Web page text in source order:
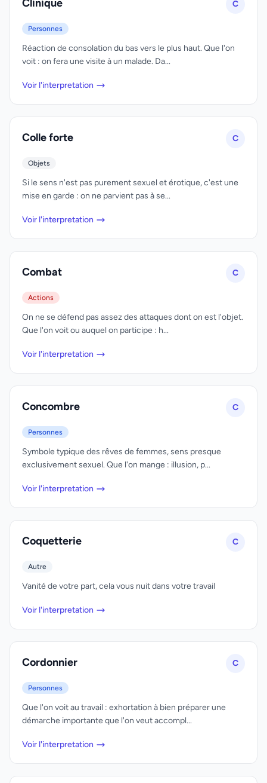
Clinique C
Personnes
Réaction de consolation du bas vers le plus haut. Que l'on
voit : on fera une visite à un malade. Da...
Voir l'interpretation
Colle forte C
Objets
Si le sens n'est pas purement sexuel et érotique, c'est une
mise en garde : on ne parvient pas à se...
Voir l'interpretation
Combat C
Actions
On ne se défend pas assez des attaques dont on est l'objet.
Que l'on voit ou auquel on participe : h...
Voir l'interpretation
Concombre C
Personnes
Symbole typique des rêves de femmes, sens presque
exclusivement sexuel. Que l'on mange : illusion, p...
Voir l'interpretation
Coquetterie C
Autre
Vanité de votre part, cela vous nuit dans votre travail
Voir l'interpretation
Cordonnier C
Personnes
Que l'on voit au travail : exhortation à bien préparer une
démarche importante que l'on veut accompl...
Voir l'interpretation